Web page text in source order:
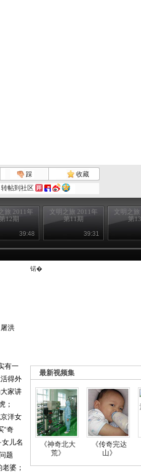
踩
收藏
转帖到社区
旅 2011年
12期
39:48
文明之旅 2011年
第11期
39:31
文明之旅
第
屠洪
有一
得外
家讲
；
洋女
“奇
儿名
题
婆；
锘�
最新视频集
《神奇北大
荒》
《传奇完达
山》